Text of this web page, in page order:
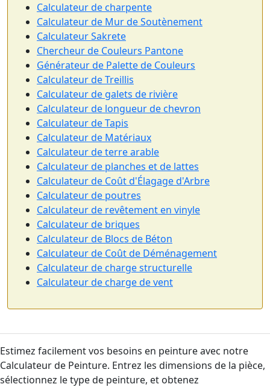
Calculateur de charpente
Calculateur de Mur de Soutènement
Calculateur Sakrete
Chercheur de Couleurs Pantone
Générateur de Palette de Couleurs
Calculateur de Treillis
Calculateur de galets de rivière
Calculateur de longueur de chevron
Calculateur de Tapis
Calculateur de Matériaux
Calculateur de terre arable
Calculateur de planches et de lattes
Calculateur de Coût d'Élagage d'Arbre
Calculateur de poutres
Calculateur de revêtement en vinyle
Calculateur de briques
Calculateur de Blocs de Béton
Calculateur de Coût de Déménagement
Calculateur de charge structurelle
Calculateur de charge de vent
Estimez facilement vos besoins en peinture avec notre
Calculateur de Peinture. Entrez les dimensions de la pièce,
sélectionnez le type de peinture, et obtenez